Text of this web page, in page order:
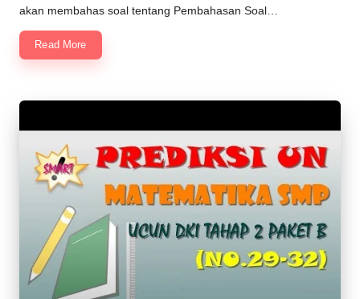
akan membahas soal tentang Pembahasan Soal…
Read More